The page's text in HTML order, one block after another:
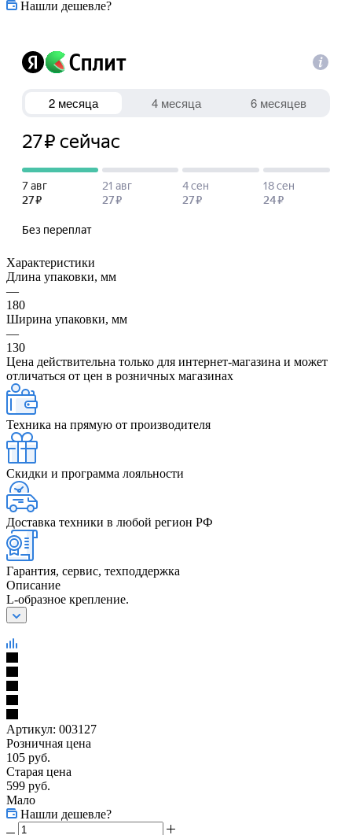
Нашли дешевле?
Характеристики
Длина упаковки, мм
—
180
Ширина упаковки, мм
—
130
Цена действительна только для интернет-магазина и может
отличаться от цен в розничных магазинах
Техника на прямую от производителя
Скидки и программа лояльности
Доставка техники в любой регион РФ
Гарантия, сервис, техподдержка
Описание
L-образное крепление.
Артикул: 003127
Розничная цена
105 руб.
Старая цена
599 руб.
Мало
Нашли дешевле?